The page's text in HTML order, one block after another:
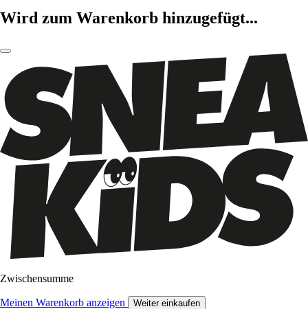
Wird zum Warenkorb hinzugefügt...
Zwischensumme
Meinen Warenkorb anzeigen Weiter einkaufen